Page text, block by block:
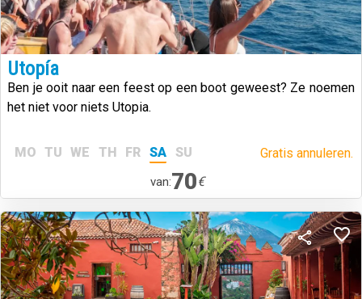
Utopía
Ben je ooit naar een feest op een boot geweest? Ze noemen
het niet voor niets Utopia.
MO TU WE TH FR SA SU Gratis annuleren.
van:70€